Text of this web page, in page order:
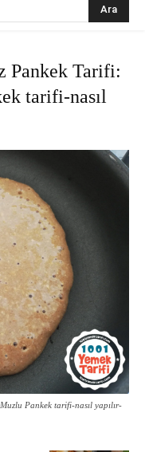
Ara
Pankek Tarifi:
tarifi-nasıl
Pankek tarifi-nasıl yapılır-